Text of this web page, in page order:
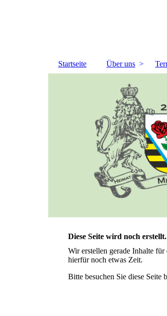
Startseite Über uns
Diese Seite wird noch erstellt.
Wir erstellen gerade Inhalte
hierfür noch etwas Zeit.
Bitte besuchen Sie diese